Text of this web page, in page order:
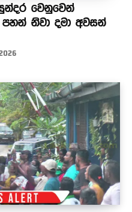
වෙනුවෙන්
නිවා දමා අවසන්